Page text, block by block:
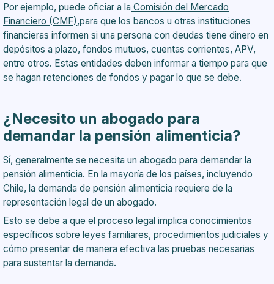
Por ejemplo, puede oficiar a la Comisión del Mercado
Financiero (CMF),para que los bancos u otras instituciones
financieras informen si una persona con deudas tiene dinero en
depósitos a plazo, fondos mutuos, cuentas corrientes, APV,
entre otros. Estas entidades deben informar a tiempo para que
se hagan retenciones de fondos y pagar lo que se debe.
¿Necesito un abogado para
demandar la pensión alimenticia?
Sí, generalmente se necesita un abogado para demandar la
pensión alimenticia. En la mayoría de los países, incluyendo
Chile, la demanda de pensión alimenticia requiere de la
representación legal de un abogado.
Esto se debe a que el proceso legal implica conocimientos
específicos sobre leyes familiares, procedimientos judiciales y
cómo presentar de manera efectiva las pruebas necesarias
para sustentar la demanda.